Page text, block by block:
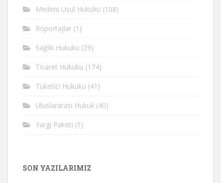
Medeni Usul Hukuku (108)
Röportajlar (1)
Sağlık Hukuku (29)
Ticaret Hukuku (174)
Tüketici Hukuku (41)
Uluslararası Hukuk (40)
Yargı Paketi (1)
SON YAZILARIMIZ